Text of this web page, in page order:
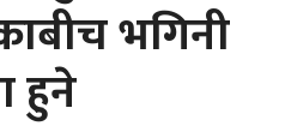
भगिनी
हुने